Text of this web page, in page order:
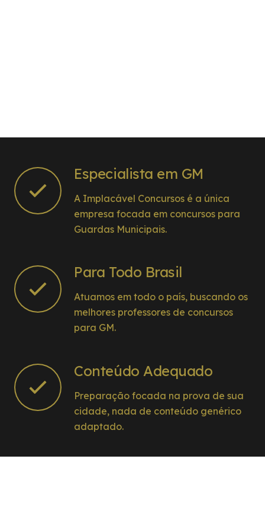
Especialista em GM
A Implacável Concursos é a única
empresa focada em concursos para
Guardas Municipais.
Para Todo Brasil
Atuamos em todo o país, buscando os
melhores professores de concursos
para GM.
Conteúdo Adequado
Preparação focada na prova de sua
cidade, nada de conteúdo genérico
adaptado.